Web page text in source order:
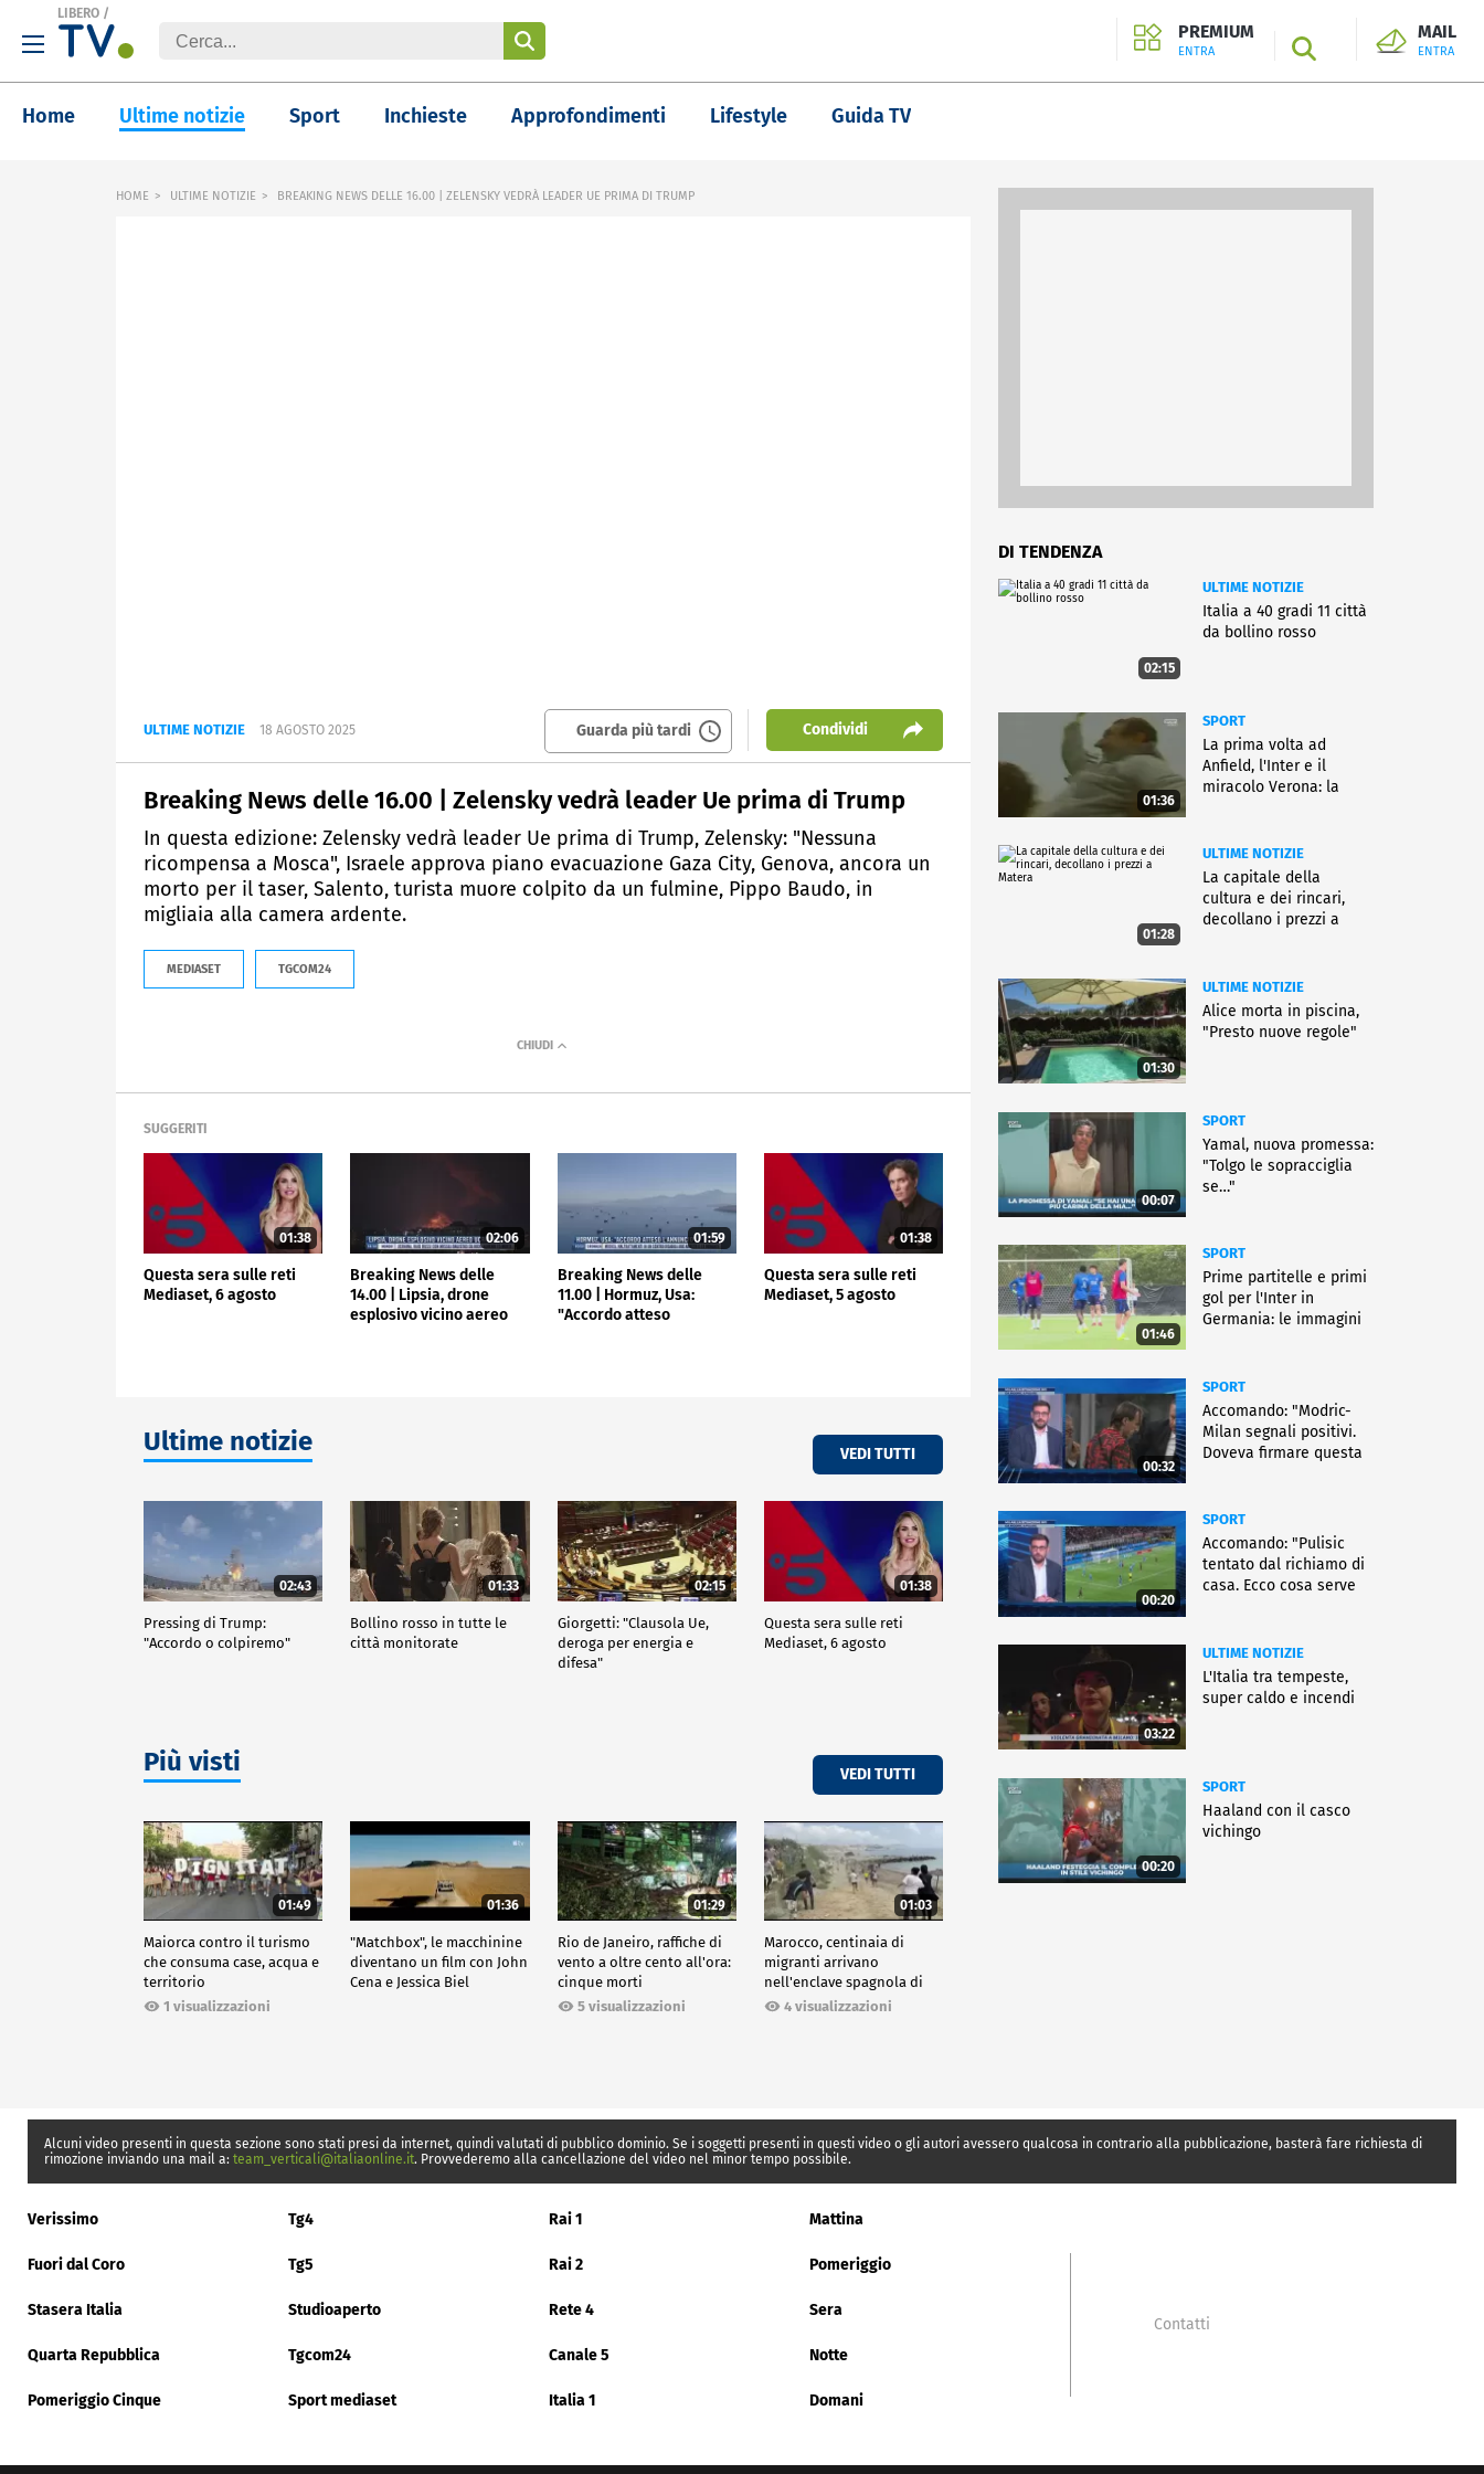
LIBERO /
PREMIUM
ENTRA SEARCH
MAIL
ENTRA
Home Ultime notizie Sport Inchieste Approfondimenti Lifestyle Guida TV
HOME ULTIME NOTIZIE BREAKING NEWS DELLE 16.00 | ZELENSKY VEDRÀ LEADER UE PRIMA DI TRUMP
ULTIME NOTIZIE 18 AGOSTO 2025 Guarda più tardi Condividi
Breaking News delle 16.00 | Zelensky vedrà leader Ue prima di Trump
In questa edizione: Zelensky vedrà leader Ue prima di Trump, Zelensky: "Nessuna
ricompensa a Mosca", Israele approva piano evacuazione Gaza City, Genova, ancora un
morto per il taser, Salento, turista muore colpito da un fulmine, Pippo Baudo, in
migliaia alla camera ardente.
MEDIASET TGCOM24
SUGGERITI
01:38
Questa sera sulle reti
Mediaset, 6 agosto
02:06
Breaking News delle
14.00 | Lipsia, drone
esplosivo vicino aereo
01:59
Breaking News delle
11.00 | Hormuz, Usa:
"Accordo atteso
01:38
Questa sera sulle reti
Mediaset, 5 agosto
Ultime notizie VEDI TUTTI
02:43
Pressing di Trump:
"Accordo o colpiremo"
01:33
Bollino rosso in tutte le
città monitorate
02:15
Giorgetti: "Clausola Ue,
deroga per energia e
difesa"
01:38
Questa sera sulle reti
Mediaset, 6 agosto
Più visti VEDI TUTTI
01:49
Maiorca contro il turismo
che consuma case, acqua e
territorio
1 visualizzazioni
01:36
"Matchbox", le macchinine
diventano un film con John
Cena e Jessica Biel
01:29
Rio de Janeiro, raffiche di
vento a oltre cento all'ora:
cinque morti
5 visualizzazioni
01:03
Marocco, centinaia di
migranti arrivano
nell'enclave spagnola di
Ceuta4 visualizzazioni
DI TENDENZA
02:15
ULTIME NOTIZIE
Italia a 40 gradi 11 città
da bollino rosso
01:36
SPORT
La prima volta ad
Anfield, l'Inter e il
miracolo Verona: la
01:28
ULTIME NOTIZIE
La capitale della
cultura e dei rincari,
decollano i prezzi a
01:30
ULTIME NOTIZIE
Alice morta in piscina,
"Presto nuove regole"
00:07
SPORT
Yamal, nuova promessa:
"Tolgo le sopracciglia
se…"
01:46
SPORT
Prime partitelle e primi
gol per l'Inter in
Germania: le immagini
00:32
SPORT
Accomando: "Modric-
Milan segnali positivi.
Doveva firmare questa
00:20
SPORT
Accomando: "Pulisic
tentato dal richiamo di
casa. Ecco cosa serve
03:22
ULTIME NOTIZIE
L'Italia tra tempeste,
super caldo e incendi
00:20
SPORT
Haaland con il casco
vichingo
Alcuni video presenti in questa sezione sono stati presi da internet, quindi valutati di pubblico dominio. Se i soggetti presenti in questi video o gli autori avessero qualcosa in contrario alla pubblicazione, basterà fare richiesta di
rimozione inviando una mail a: team_verticali@italiaonline.it. Provvederemo alla cancellazione del video nel minor tempo possibile.
Verissimo Tg4 Rai 1 Mattina
Fuori dal Coro Tg5 Rai 2 Pomeriggio
Stasera Italia Studioaperto Rete 4 Sera
Quarta Repubblica Tgcom24 Canale 5 Notte
Pomeriggio Cinque Sport mediaset Italia 1 Domani
Contatti